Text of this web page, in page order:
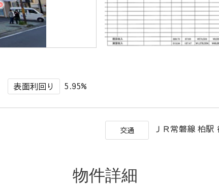
表面利回り 5.95%
交通 ＪＲ常磐線 柏駅
物件詳細